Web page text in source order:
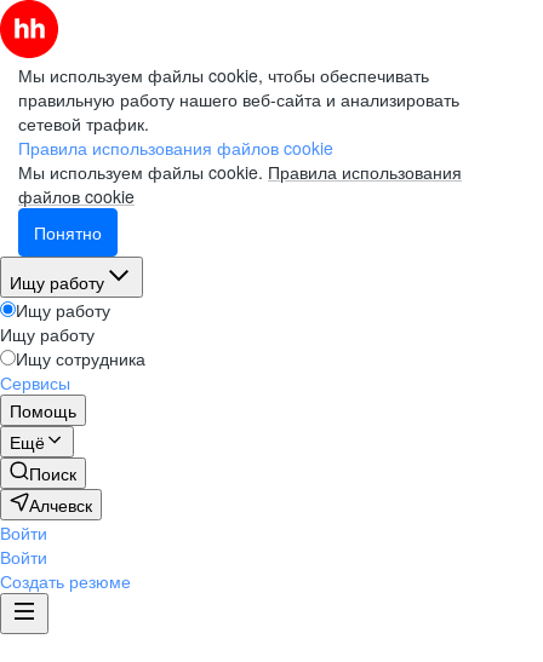
Мы используем файлы cookie, чтобы обеспечивать
правильную работу нашего веб-сайта и анализировать
сетевой трафик.
Правила использования файлов cookie
Мы используем файлы cookie. Правила использования
файлов cookie
Понятно
Ищу работу
Ищу работу
Ищу работу
Ищу сотрудника
Сервисы
Помощь
Ещё
Поиск
Алчевск
Войти
Войти
Создать резюме